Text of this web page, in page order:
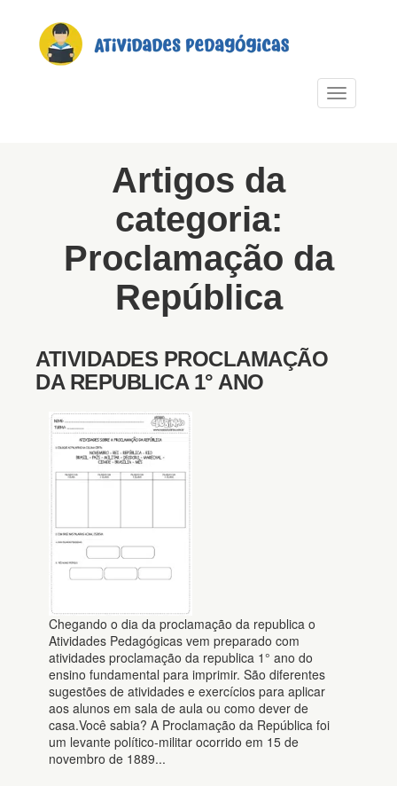
Alternar
Artigos da
categoria:
Proclamação da
República
ATIVIDADES PROCLAMAÇÃO
DA REPUBLICA 1° ANO
Chegando o dia da proclamação da republica o
Atividades Pedagógicas vem preparado com
atividades proclamação da republica 1° ano do
ensino fundamental para imprimir. São diferentes
sugestões de atividades e exercícios para aplicar
aos alunos em sala de aula ou como dever de
casa.Você sabia? A Proclamação da República foi
um levante político-militar ocorrido em 15 de
novembro de 1889...